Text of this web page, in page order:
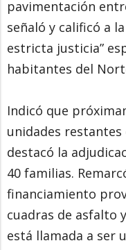
pavimentación
señaló y calificó a
estricta justicia”
habitantes del
Indicó que
unidades restantes
destacó la
40 familias.
financiamiento
cuadras de asfalto
está llamada a ser